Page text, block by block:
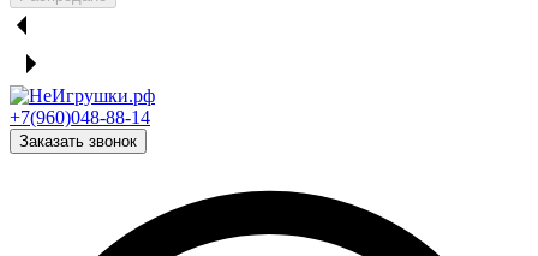
+7(960)048-88-14
Заказать звонок